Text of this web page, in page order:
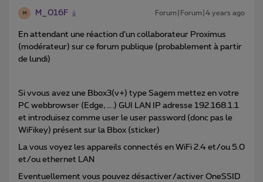
M M_016F Forum|Forum|4 years ago
En attendant une réaction d’un collaborateur Proximus
(modérateur) sur ce forum publique (probablement à partir
de lundi)
Si vvous avez une Bbox3(v+) type Sagem mettez en votre
PC webbrowser (Edge, ….) GUI LAN IP adresse 192.168.1.1
et introduisez comme user le user password (donc pas le
WiFikey) présent sur la Bbox (sticker)
La vous voyez les appareils connectés en WiFi 2.4 et/ou 5.0
et/ou ethernet LAN
Eventuellement vous pouvez désactiver/activer OneSSID